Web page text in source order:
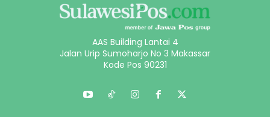
AAS Building Lantai 4
Jalan Urip Sumoharjo No 3 Makassar
Kode Pos 90231